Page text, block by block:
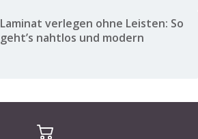
Laminat verlegen ohne Leisten: So
geht’s nahtlos und modern